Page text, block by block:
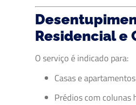
Residencial e
O serviço é indicado para:
Casas e apartamentos
Prédios com colunas